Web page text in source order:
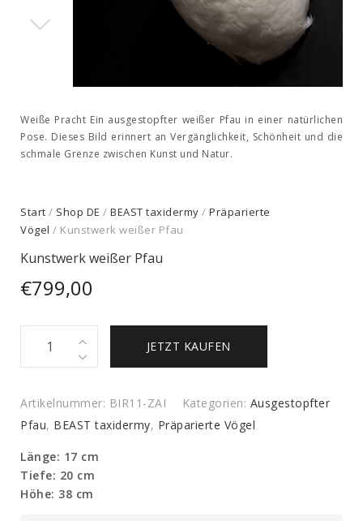
Weiße Pracht Ein ausgestopfter weißer Pfau in einer natürlichen
Pose. Dieses Bild erinnert an Vergänglichkeit, Schönheit und die
schmale Grenze zwischen Kunst und Natur.
Start / Shop DE / BEAST taxidermy / Präparierte
Vögel / Kunstwerk weißer Pfau
Kunstwerk weißer Pfau
€799,00
Kunstwerk
quantity
JETZT KAUFEN
Artikelnummer: BIR11-ZAI Kategorien: Ausgestopfter
Pfau, BEAST taxidermy, Präparierte Vögel
Länge: 17 cm
Tiefe: 20 cm
Höhe: 38 cm